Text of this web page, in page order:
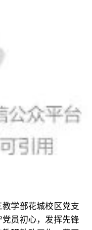
学部花城校区党支
员初心，发挥先锋